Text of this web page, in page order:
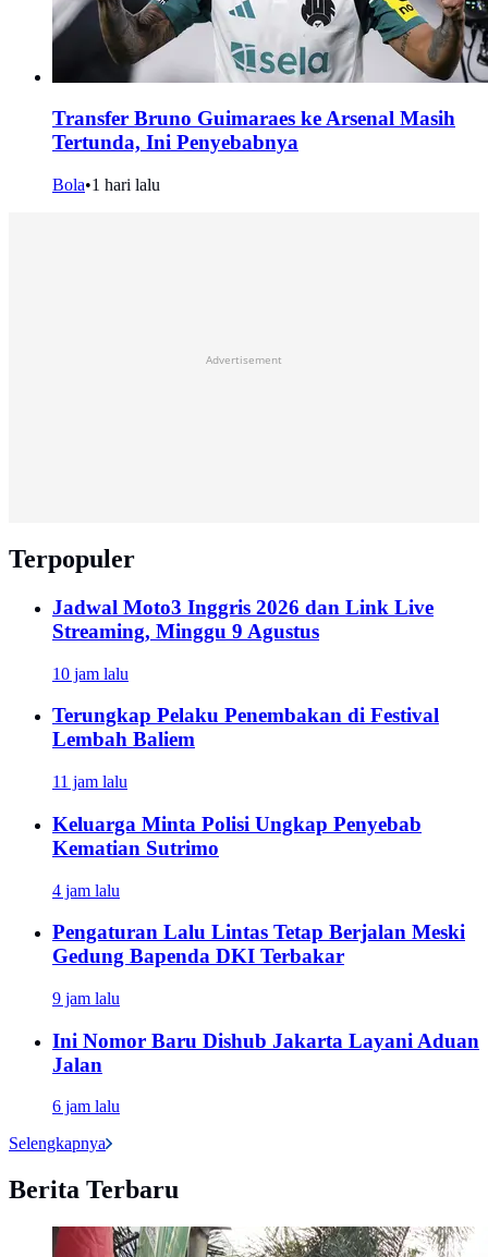
Transfer Bruno Guimaraes ke Arsenal Masih
Tertunda, Ini Penyebabnya
Bola•1 hari lalu
Advertisement
Terpopuler
Jadwal Moto3 Inggris 2026 dan Link Live
Streaming, Minggu 9 Agustus
10 jam lalu
Terungkap Pelaku Penembakan di Festival
Lembah Baliem
11 jam lalu
Keluarga Minta Polisi Ungkap Penyebab
Kematian Sutrimo
4 jam lalu
Pengaturan Lalu Lintas Tetap Berjalan Meski
Gedung Bapenda DKI Terbakar
9 jam lalu
Ini Nomor Baru Dishub Jakarta Layani Aduan
Jalan
6 jam lalu
Selengkapnya
Berita Terbaru